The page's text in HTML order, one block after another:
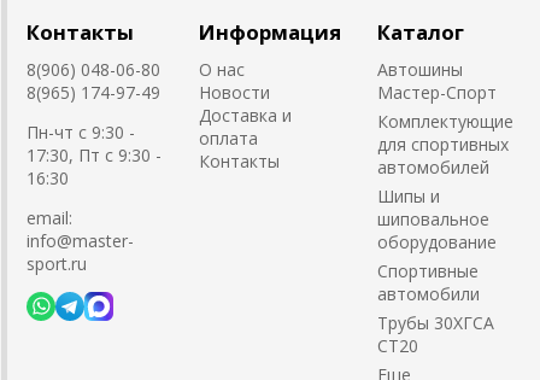
Контакты
8(906) 048-06-80
8(965) 174-97-49
Пн-чт с 9:30 -
17:30, Пт с 9:30 -
16:30
email:
info@master-
sport.ru
Информация
О нас
Новости
Доставка и
оплата
Контакты
Каталог
Автошины
Мастер-Спорт
Комплектующие
для спортивных
автомобилей
Шипы и
шиповальное
оборудование
Cпортивные
автомобили
Трубы 30ХГСА
СТ20